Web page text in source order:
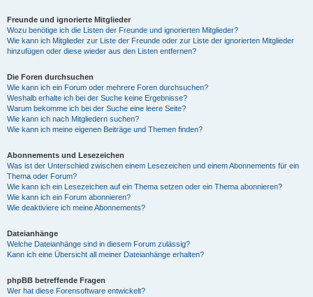
Freunde und ignorierte Mitglieder
Wozu benötige ich die Listen der Freunde und ignorierten Mitglieder?
Wie kann ich Mitglieder zur Liste der Freunde oder zur Liste der ignorierten Mitglieder
hinzufügen oder diese wieder aus den Listen entfernen?
Die Foren durchsuchen
Wie kann ich ein Forum oder mehrere Foren durchsuchen?
Weshalb erhalte ich bei der Suche keine Ergebnisse?
Warum bekomme ich bei der Suche eine leere Seite?
Wie kann ich nach Mitgliedern suchen?
Wie kann ich meine eigenen Beiträge und Themen finden?
Abonnements und Lesezeichen
Was ist der Unterschied zwischen einem Lesezeichen und einem Abonnements für ein
Thema oder Forum?
Wie kann ich ein Lesezeichen auf ein Thema setzen oder ein Thema abonnieren?
Wie kann ich ein Forum abonnieren?
Wie deaktiviere ich meine Abonnements?
Dateianhänge
Welche Dateianhänge sind in diesem Forum zulässig?
Kann ich eine Übersicht all meiner Dateianhänge erhalten?
phpBB betreffende Fragen
Wer hat diese Forensoftware entwickelt?